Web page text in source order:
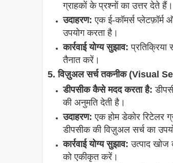
ग्राहकों के प्रश्नों का उत्तर देते हैं।
उदाहरण: एक ई-कॉमर्स प्लेटफ़ॉर्म
उपयोग करता है।
कार्रवाई योग्य सुझाव:
तैनात करें।
5. विज़ुअल सर्च तकनीक (Visual
डीपसीक कैसे मदद करता है:
की अनुमति देती है।
उदाहरण: एक होम डेकोर रिटेलर
डीपसीक की विज़ुअल सर्च का
कार्रवाई योग्य सुझाव: उत्पाद
को एकीकृत करें।